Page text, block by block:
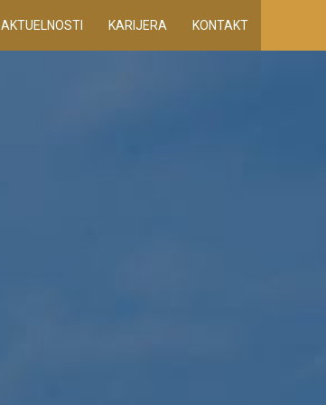
AKTUELNOSTI KARIJERA KONTAKT